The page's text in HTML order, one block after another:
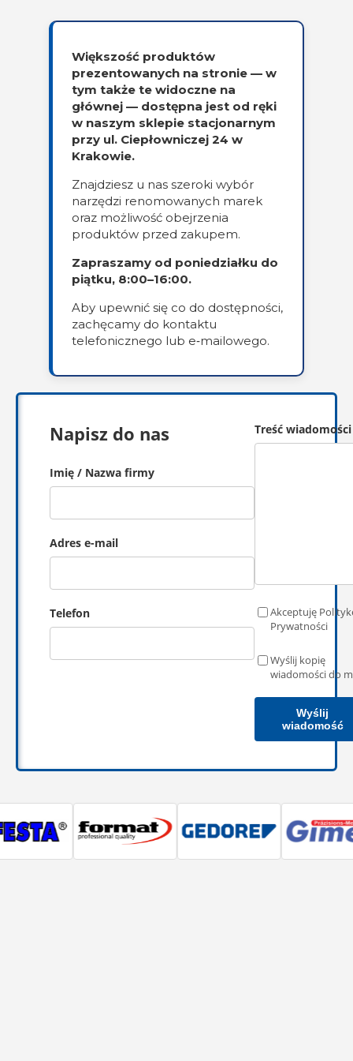
Większość produktów
prezentowanych na stronie — w
tym także te widoczne na
głównej — dostępna jest od ręki
w naszym sklepie stacjonarnym
przy ul. Ciepłowniczej 24 w
Krakowie.
Znajdziesz u nas szeroki wybór
narzędzi renomowanych marek
oraz możliwość obejrzenia
produktów przed zakupem.
Zapraszamy od poniedziałku do
piątku, 8:00–16:00.
Aby upewnić się co do dostępności,
zachęcamy do kontaktu
telefonicznego lub e‑mailowego.
Napisz do nas
Imię / Nazwa firmy
Adres e-mail
Telefon
Treść wiadomości
Akceptuję
Prywatności
Wyślij kopię
wiadomości do
Wyślij
wiadomość